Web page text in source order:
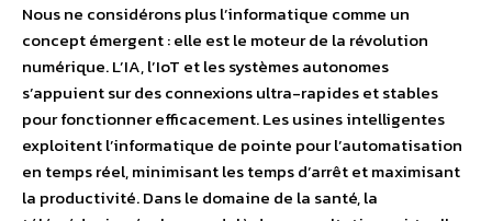
Nous ne considérons plus l’informatique comme un
concept émergent : elle est le moteur de la révolution
numérique. L’IA, l’IoT et les systèmes autonomes
s’appuient sur des connexions ultra-rapides et stables
pour fonctionner efficacement. Les usines intelligentes
exploitent l’informatique de pointe pour l’automatisation
en temps réel, minimisant les temps d’arrêt et maximisant
la productivité. Dans le domaine de la santé, la